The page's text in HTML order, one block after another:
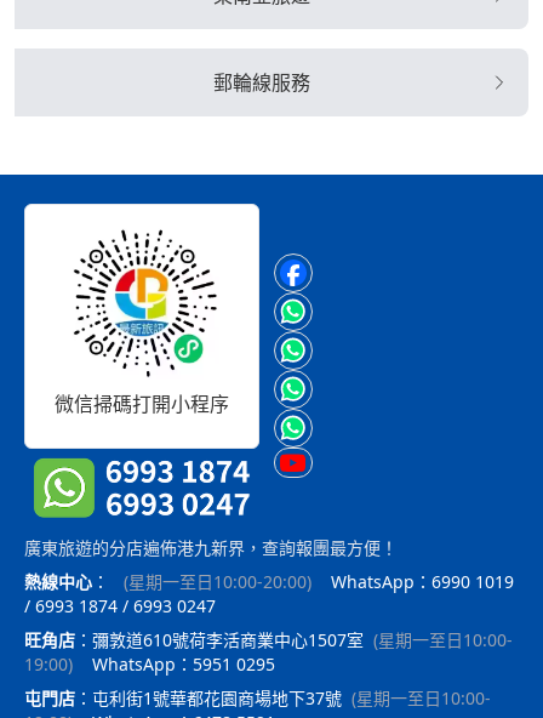
郵輪線服務
微信掃碼打開小程序
廣東旅遊的分店遍佈港九新界，查詢報團最方便！
熱線中心 ： (星期一至日10:00-20:00)
WhatsApp：6990 1019
/ 6993 1874 / 6993 0247
旺角店 ： 彌敦道610號荷李活商業中心1507室 (星期一至日10:00-
19:00)
WhatsApp：5951 0295
屯門店 ： 屯利街1號華都花園商場地下37號 (星期一至日10:00-